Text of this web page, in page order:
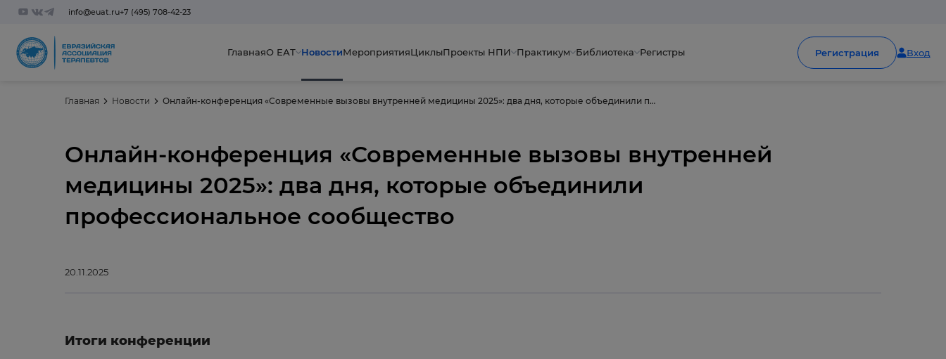
info@euat.ru+7 (495) 708-42-23
ГлавнаяО ЕАТ НовостиМероприятияЦиклыПроекты НПИ Практикум Библиотека Регистры Регистрация Вход
Главная Новости Онлайн-конференция «Современные вызовы внутренней медицины 2025»: два дня, которые объединили профессиональное сообщество
Онлайн-конференция «Современные вызовы внутренней
медицины 2025»: два дня, которые объединили
профессиональное сообщество
20.11.2025
Итоги конференции